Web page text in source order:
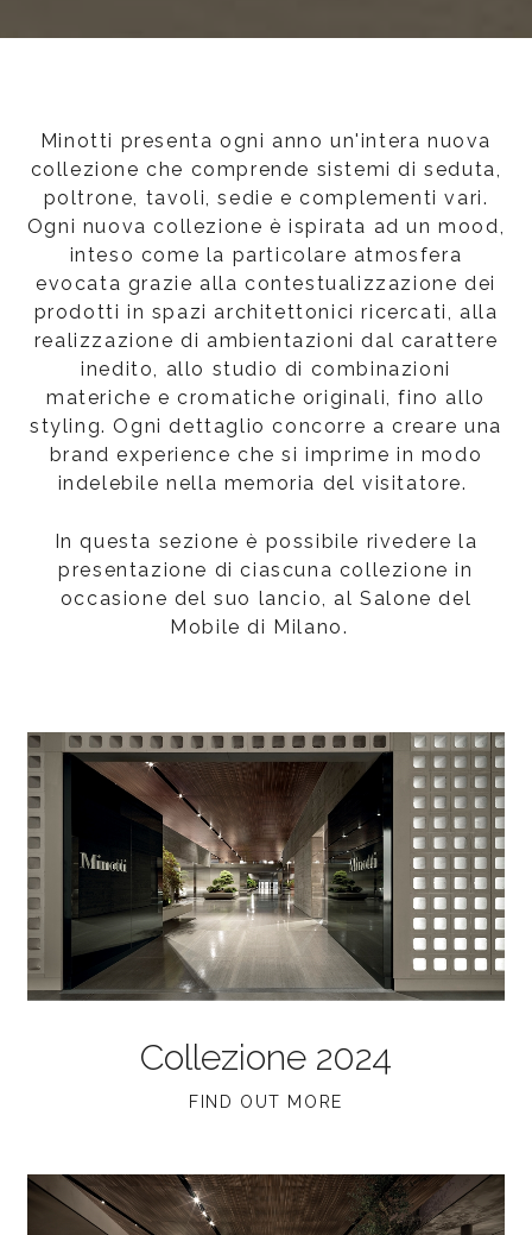
Minotti presenta ogni anno un'intera nuova
collezione che comprende sistemi di seduta,
poltrone, tavoli, sedie e complementi vari.
Ogni nuova collezione è ispirata ad un mood,
inteso come la particolare atmosfera
evocata grazie alla contestualizzazione dei
prodotti in spazi architettonici ricercati, alla
realizzazione di ambientazioni dal carattere
inedito, allo studio di combinazioni
materiche e cromatiche originali, fino allo
styling. Ogni dettaglio concorre a creare una
brand experience che si imprime in modo
indelebile nella memoria del visitatore.
In questa sezione è possibile rivedere la
presentazione di ciascuna collezione in
occasione del suo lancio, al Salone del
Mobile di Milano.
Collezione 2024
FIND OUT MORE